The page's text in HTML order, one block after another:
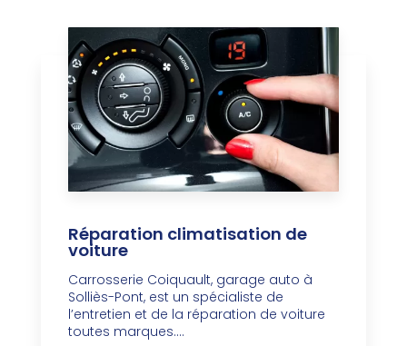
Réparation climatisation de
voiture
Carrosserie Coiquault, garage auto à
Solliès-Pont, est un spécialiste de
l’entretien et de la réparation de voiture
toutes marques....